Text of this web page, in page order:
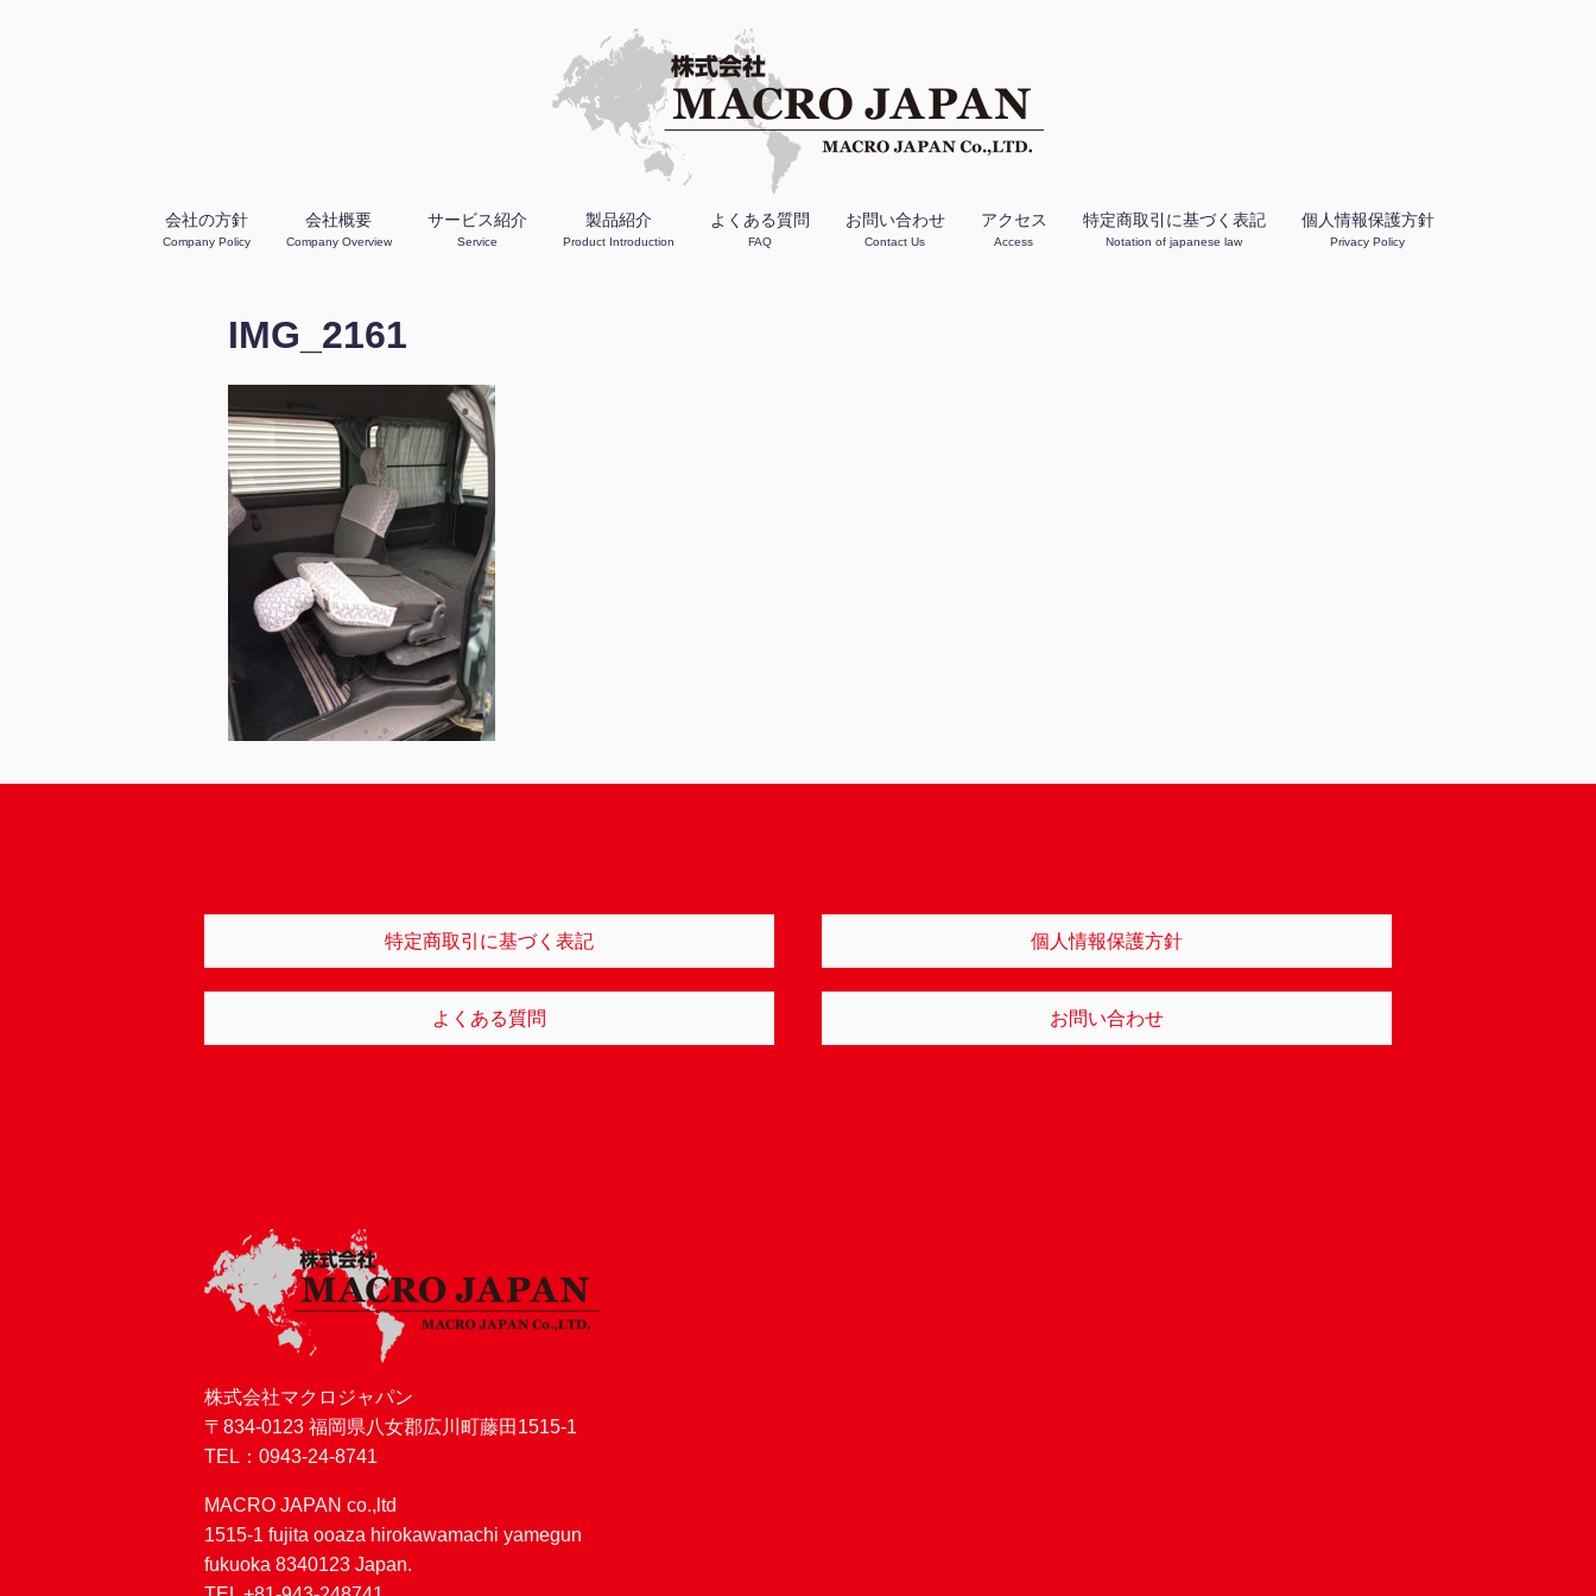
会社の方針
Company Policy
会社概要
Company Overview
サービス紹介
Service
製品紹介
Product Introduction
よくある質問
FAQ
お問い合わせ
Contact Us
アクセス
Access
特定商取引に基づく表記
Notation of japanese law
個人情報保護方針
Privacy Policy
IMG_2161
特定商取引に基づく表記 個人情報保護方針
よくある質問 お問い合わせ
株式会社マクロジャパン
〒834-0123 福岡県八女郡広川町藤田1515-1
TEL：0943-24-8741
MACRO JAPAN co.,ltd
1515-1 fujita ooaza hirokawamachi yamegun
fukuoka 8340123 Japan.